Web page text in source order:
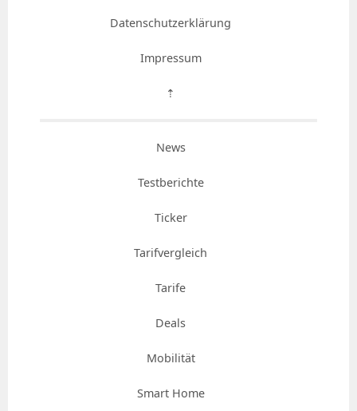
Datenschutzerklärung
Impressum
⇡
News
Testberichte
Ticker
Tarifvergleich
Tarife
Deals
Mobilität
Smart Home